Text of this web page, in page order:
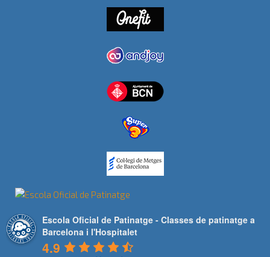
Escola Oficial de Patinatge - Classes de patinatge a
Barcelona i l'Hospitalet
4.9